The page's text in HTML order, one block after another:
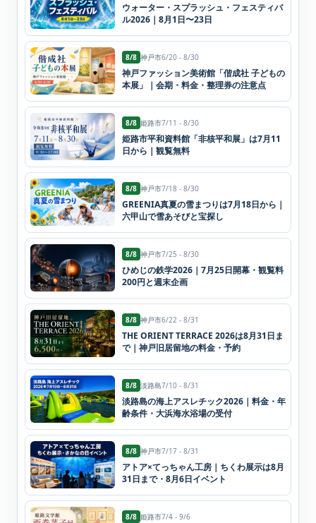
ウォーター・スプラッシュ・フェスティバ
ル2026｜8月1日〜23日
8/8 神戸市6/20 - 8/30
神戸ファッション美術館「偕成社 子どもの
本展」｜会期・料金・整理券の注意点
8/8 姫路市7/11 - 8/30
姫路市平和資料館「非核平和展」は7月11
日から｜観覧無料
8/8 神戸市7/18 - 8/30
GREENIA真夏の雪まつりは7月18日から｜
六甲山で雪あそびと宝探し
8/8 神戸市7/25 - 8/30
ひめじの鉄学2026｜7月25日開幕・観覧料
200円と週末企画
8/8 神戸市6/22 - 8/31
THE ORIENT TERRACE 2026は8月31日ま
で｜神戸旧居留地の料金・予約
8/8 淡路島7/10 - 8/31
淡路島の海上アスレチック2026｜料金・年
齢条件・大浜海水浴場の受付
8/8 神戸市7/17 - 8/31
アトア×てっちゃん工房｜ちくわ展示は8月
31日まで・8月6日イベント
8/8 姫路市7/4 - 9/6